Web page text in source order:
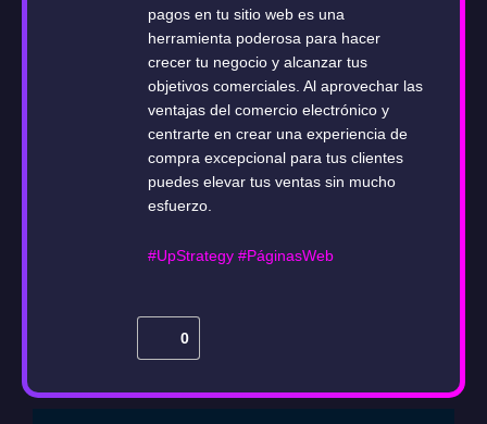
pagos en tu sitio web es una
herramienta poderosa para hacer
crecer tu negocio y alcanzar tus
objetivos comerciales. Al aprovechar las
ventajas del comercio electrónico y
centrarte en crear una experiencia de
compra excepcional para tus clientes
puedes elevar tus ventas sin mucho
esfuerzo.
#UpStrategy #PáginasWeb
0